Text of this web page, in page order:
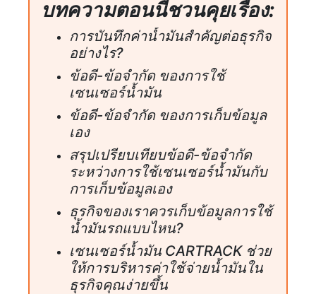
บทความตอนนี้ชวนคุยเรื่อง:
การบันทึกค่าน้ำมันสำคัญต่อธุรกิจ
อย่างไร?
ข้อดี-ข้อจำกัด ของการใช้
เซนเซอร์น้ำมัน
ข้อดี-ข้อจำกัด ของการเก็บข้อมูล
เอง
สรุปเปรียบเทียบข้อดี-ข้อจำกัด
ระหว่างการใช้เซนเซอร์น้ำมันกับ
การเก็บข้อมูลเอง
ธุรกิจของเราควรเก็บข้อมูลการใช้
น้ำมันรถแบบไหน?
เซนเซอร์น้ำมัน CARTRACK ช่วย
ให้การบริหารค่าใช้จ่ายน้ำมันใน
ธุรกิจคุณง่ายขึ้น